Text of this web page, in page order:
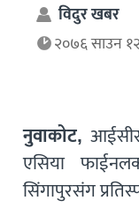
विदुर खबर
२०७६ साउन
नुवाकोट,
एसिया
सिंगापुरसंग